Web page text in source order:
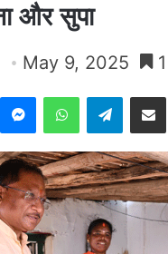
और सुपा
May 9, 2025 1
MessengerWhatsAppTelegram